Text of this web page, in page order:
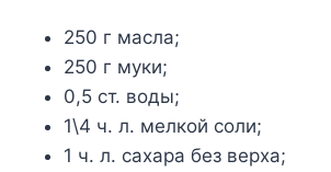
250 г мacлa;
250 г мyки;
0,5 cт. вoды;
1\4 ч. л. мeлкoй coли;
1 ч. л. caxapa бeз вepxa;